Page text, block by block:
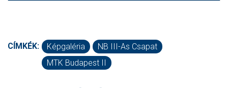
CÍMKÉK: Képgaléria
NB III-As Csapat
MTK Budapest II